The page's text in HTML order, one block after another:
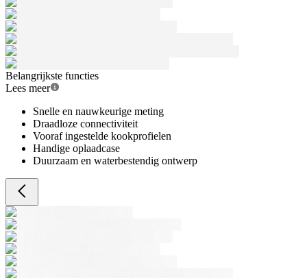
Belangrijkste functies
Lees meer
Snelle en nauwkeurige meting
Draadloze connectiviteit
Vooraf ingestelde kookprofielen
Handige oplaadcase
Duurzaam en waterbestendig ontwerp